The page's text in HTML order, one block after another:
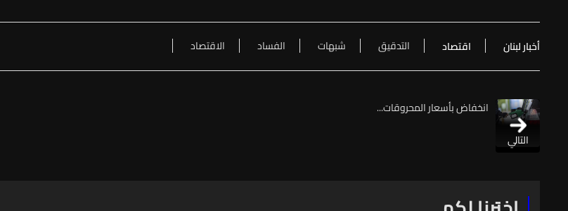
أخبار لبنان اقتصاد التدقيق شبهات الفساد الاقتصاد
التالي
انخفاض بأسعار المحروقات...